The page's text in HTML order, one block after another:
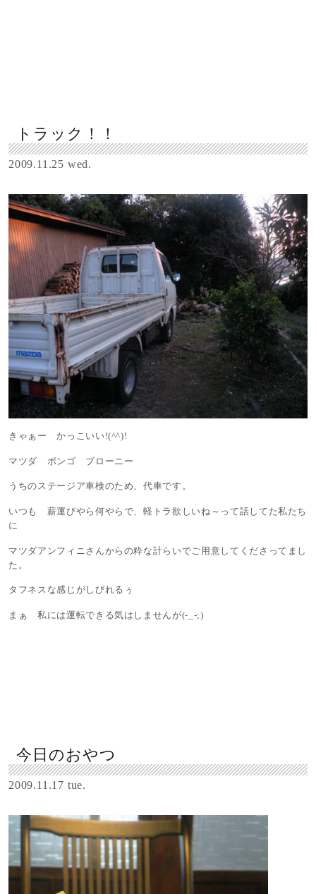
トラック！！
2009.11.25 wed.
きゃぁー かっこいい!(^^)!
マツダ ボンゴ ブローニー
うちのステージア車検のため、代車です。
いつも 薪運びやら何やらで、軽トラ欲しいね～って話してた私たち
に
マツダアンフィニさんからの粋な計らいでご用意してくださってまし
た。
タフネスな感じがしびれるぅ
まぁ 私には運転できる気はしませんが(-_-;)
今日のおやつ
2009.11.17 tue.